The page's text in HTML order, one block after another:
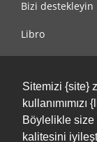
Sitemizi {site}
Böylelikle
kalitesini
Bizi destekleyin
Libro
Kullanım
Bize ulaşın